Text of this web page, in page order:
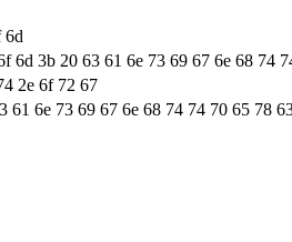
6d
3b 20 63 61 6e 73 69 67 6e 68 74
2e 6f 72 67
6e 73 69 67 6e 68 74 74 70 65 78